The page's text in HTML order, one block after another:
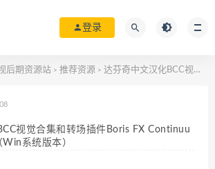
登录
后期资源站 > 推荐资源 > 达芬奇中文汉化BCC视觉合集和转场插件Boris FX Continuum 2026 v19.0 （Win系统版本）
视觉合集和转场插件Boris FX Continuu
系统版本）